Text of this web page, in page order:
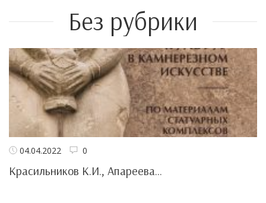
Без рубрики
04.04.2022 0
Красильников К.И., Апареева...